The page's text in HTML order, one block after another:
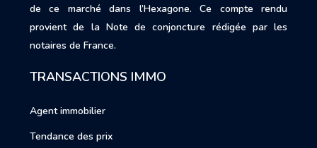
de ce marché dans l’Hexagone. Ce compte rendu
provient de la Note de conjoncture rédigée par les
notaires de France.
TRANSACTIONS IMMO
Agent immobilier
Tendance des prix